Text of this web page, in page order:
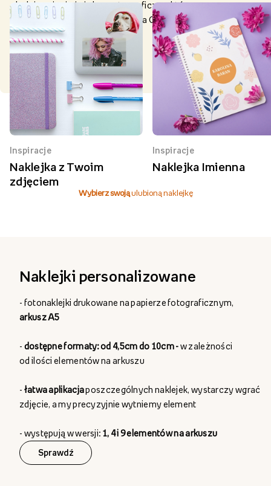
dodaj napisy i użyj elementy graficzne, które
zaprojektowaliśmy specjalnie dla Ciebie!
Wybierz naklejkę
Inspiracje
Naklejka z Twoim
zdjęciem
Inspiracje
Naklejka Imienna
Wybierz swojąulubioną naklejkę
Naklejki personalizowane
- fotonaklejki drukowane na papierze fotograficznym,
arkusz A5
- dostępne formaty: od 4,5cm do 10cm - w zależności
od ilości elementów na arkuszu
- łatwa aplikacjaposzczególnych naklejek, wystarczy wgrać
zdjęcie, a my precyzyjnie wytniemy element
- występują w wersji: 1 , 4 i 9 elementów na arkuszu
Sprawdź